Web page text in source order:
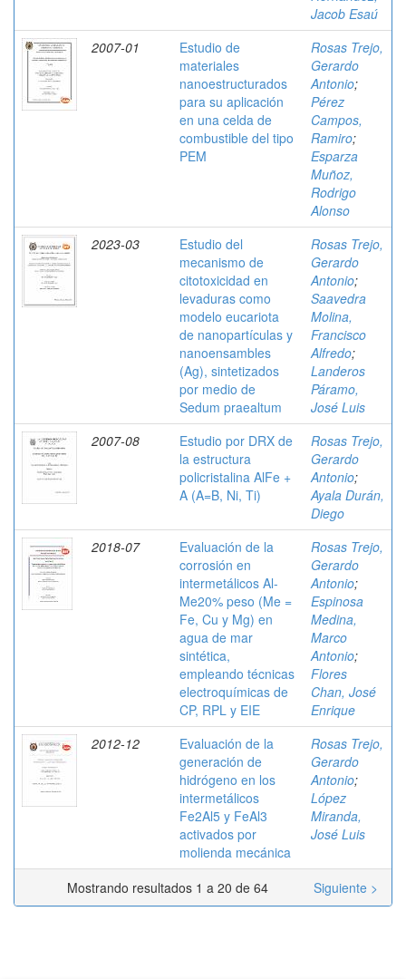
Jacob Esaú
2007-01
Estudio de
materiales
nanoestructurados
para su aplicación
en una celda de
combustible del tipo
PEM
Rosas Trejo,
Gerardo
Antonio;
Pérez
Campos,
Ramiro;
Esparza
Muñoz,
Rodrigo
Alonso
2023-03
Estudio del
mecanismo de
citotoxicidad en
levaduras como
modelo eucariota
de nanopartículas y
nanoensambles
(Ag), sintetizados
por medio de
Sedum praealtum
Rosas Trejo,
Gerardo
Antonio;
Saavedra
Molina,
Francisco
Alfredo;
Landeros
Páramo,
José Luis
2007-08
Estudio por DRX de
la estructura
policristalina AlFe +
A (A=B, Ni, Ti)
Rosas Trejo,
Gerardo
Antonio;
Ayala Durán,
Diego
2018-07
Evaluación de la
corrosión en
intermetálicos Al-
Me20% peso (Me =
Fe, Cu y Mg) en
agua de mar
sintética,
empleando técnicas
electroquímicas de
CP, RPL y EIE
Rosas Trejo,
Gerardo
Antonio;
Espinosa
Medina,
Marco
Antonio;
Flores
Chan, José
Enrique
2012-12
Evaluación de la
generación de
hidrógeno en los
intermetálicos
Fe2Al5 y FeAl3
activados por
molienda mecánica
Rosas Trejo,
Gerardo
Antonio;
López
Miranda,
José Luis
Mostrando resultados 1 a 20 de 64 Siguiente >